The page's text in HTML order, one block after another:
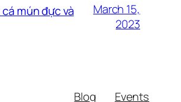
mún đực và
March 15,
2023
Blog Events